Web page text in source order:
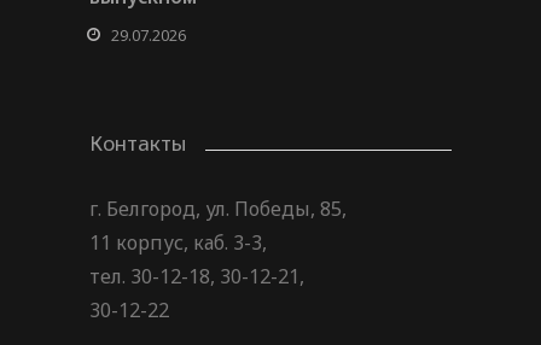
29.07.2026
Контакты
г. Белгород, ул. Победы, 85,
11 корпус, каб. 3-3,
тел. 30-12-18, 30-12-21,
30-12-22